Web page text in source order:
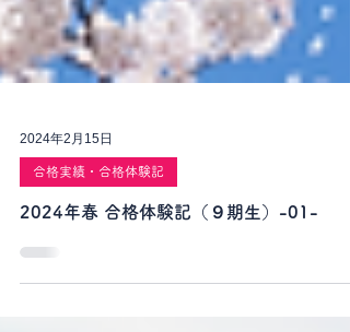
2024年2月15日
合格実績・合格体験記
2024年春 合格体験記（９期生）-01-